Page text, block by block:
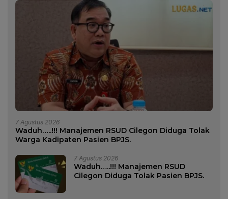
7 Agustus 2026
Waduh…..!!! Manajemen RSUD Cilegon Diduga Tolak
Warga Kadipaten Pasien BPJS.
7 Agustus 2026
Waduh…..!!! Manajemen RSUD
Cilegon Diduga Tolak Pasien BPJS.